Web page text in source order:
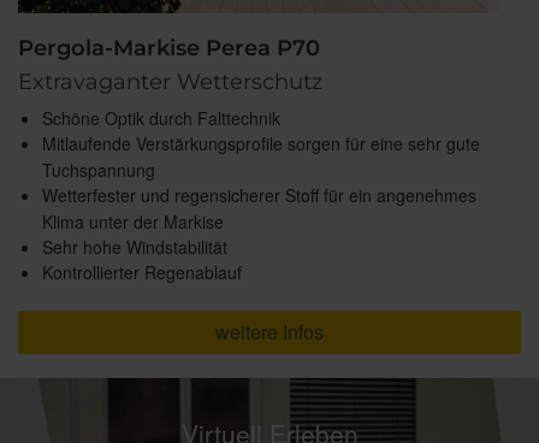
Pergola-Markise Perea P70
Extravaganter Wetterschutz
Schöne Optik durch Falttechnik
Mitlaufende Verstärkungsprofile sorgen für eine sehr gute
Tuchspannung
Wetterfester und regensicherer Stoff für ein angenehmes
Klima unter der Markise
Sehr hohe Windstabilität
Kontrollierter Regenablauf
weitere Infos
Virtuell Erleben